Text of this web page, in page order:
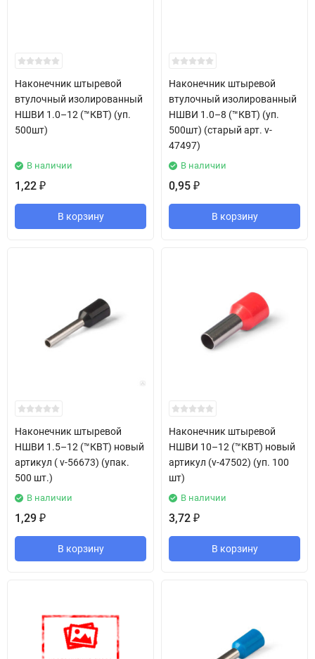
Наконечник штыревой
втулочный изолированный
НШВИ 1.0–12 (™КВТ) (уп.
500шт)
В наличии
1,22 ₽
В корзину
Наконечник штыревой
втулочный изолированный
НШВИ 1.0–8 (™КВТ) (уп.
500шт) (старый арт. v-
47497)
В наличии
0,95 ₽
В корзину
Наконечник штыревой
НШВИ 1.5–12 (™КВТ) новый
артикул ( v-56673) (упак.
500 шт.)
В наличии
1,29 ₽
В корзину
Наконечник штыревой
НШВИ 10–12 (™КВТ) новый
артикул (v-47502) (уп. 100
шт)
В наличии
3,72 ₽
В корзину